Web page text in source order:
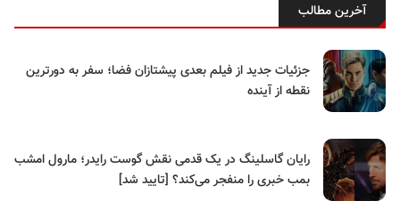
آخرین مطالب
جزئیات جدید از فیلم بعدی پیشتازان فضا؛ سفر به دورترین
نقطه از آینده
رایان گاسلینگ در یک قدمی نقش گوست رایدر؛ مارول امشب
بمب خبری را منفجر می‌کند؟ [تایید شد]